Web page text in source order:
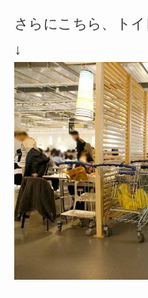
さらにこちら、ト
↓